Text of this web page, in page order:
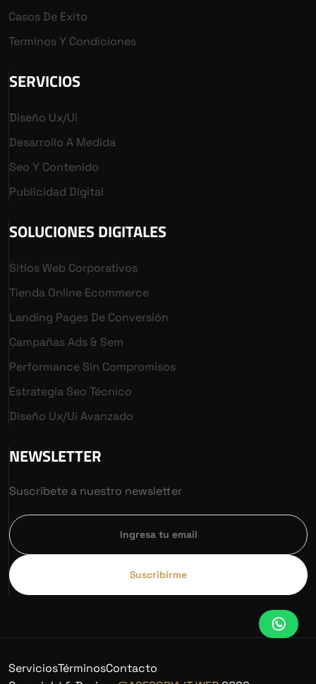
Casos De Exito
Terminos Y Condiciones
SERVICIOS
Diseño Ux/ui
Desarrollo A Medida
Seo Y Contenido
Publicidad Digital
SOLUCIONES DIGITALES
Sitios Web Corporativos
Tienda Online Ecommerce
Landing Pages De Conversión
Campañas Ads & Sem
Performance Sin Compromisos
Estrategia Seo Técnico
Diseño Ux/ui Avanzado
NEWSLETTER
Suscríbete a nuestro newsletter
Suscribirme
ServiciosTérminosContacto